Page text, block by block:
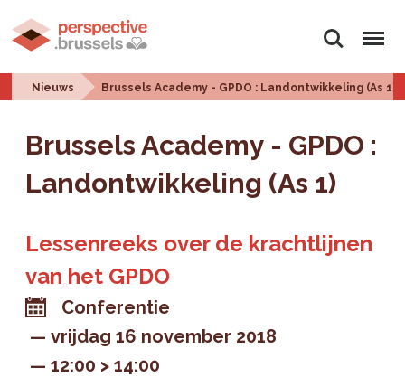
Zoeken Menu
Nieuws Brussels Academy - GPDO : Landontwikkeling (As 1)
Brussels Academy - GPDO :
Landontwikkeling (As 1)
Lessenreeks over de krachtlijnen
van het GPDO
Conferentie
vrijdag 16 november 2018
12:00 > 14:00